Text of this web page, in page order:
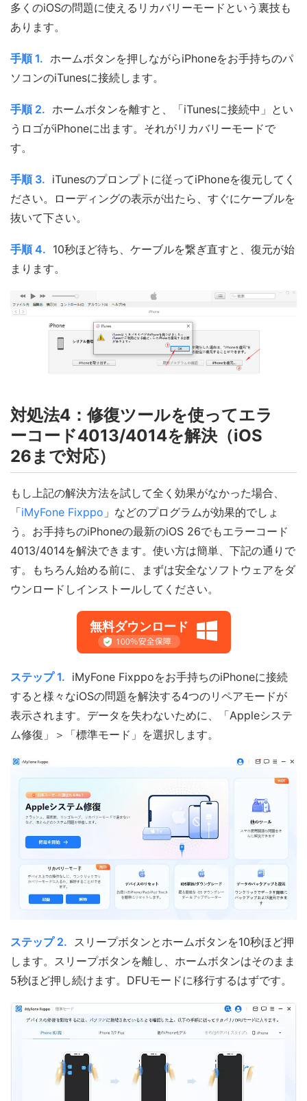
多くのiOSの問題に使えるリカバリーモードという裏技も
あります。
手順 1. ホームボタンを押しながらiPhoneをお手持ちのパ
ソコンのiTunesに接続します。
手順 2. ホームボタンを離すと、「iTunesに接続中」とい
うロゴがiPhoneに出ます。それがリカバリーモードで
す。
手順 3. iTunesのプロンプトに従ってiPhoneを復元してく
ださい。ローディングの表示が出たら、すぐにケーブルを
抜いて下さい。
手順 4. 10秒ほど待ち、ケーブルを繋ぎ直すと、復元が始
まります。
対処法4：修復ツールを使ってエラ
ーコード4013/4014を解決（iOS
26まで対応）
もし上記の解決方法を試して全く効果がなかった場合、
「iMyFone Fixppo 」などのプログラムが効果的でしょ
う。お手持ちのiPhoneの最新のiOS 26でもエラーコード
4013/4014を解決できます。使い方は簡単、下記の通りで
す。もちろん始める前に、まずは安全なソフトウェアをダ
ウンロードしインストールしてください。
無料ダウンロード
ステップ 1. iMyFone Fixppoをお手持ちのiPhoneに接続
すると様々なiOSの問題を解決する4つのリペアモードが
表示されます。データを失わないために、「Appleシステ
ム修復」＞「標準モード」を選択します。
ステップ 2. スリープボタンとホームボタンを10秒ほど押
します。スリープボタンを離し、ホームボタンはそのまま
5秒ほど押し続けます。DFUモードに移行するはずです。